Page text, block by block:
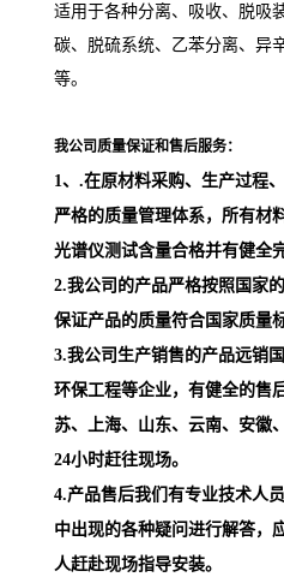
适用于各种分离、吸收、脱吸
碳、脱硫系统、乙苯分离、异
等。
我公司质量保证和售后服务：
1、 .在原材料采购、生产过程
严格的质量管理体系，所有材
光谱仪测试含量合格并有健全
2.我公司的产品严格按照国家
保证产品的质量符合国家质量
3.我公司生产销售的产品远销
环保工程等企业，有健全的售
苏、上海、山东、云南、安徽
24小时赶往现场。
4.产品售后我们有专业技术人
中出现的各种疑问进行解答，
人赶赴现场指导安装。